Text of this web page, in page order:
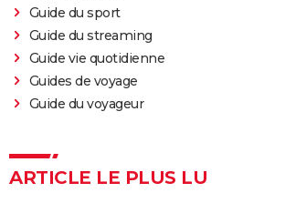
Guide du sport
Guide du streaming
Guide vie quotidienne
Guides de voyage
Guide du voyageur
ARTICLE LE PLUS LU